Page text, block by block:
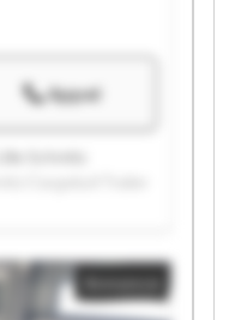
Appel
Schmitz
Store Lille
Cargobull Trailer
Store Lille
Schmitz
Annonce